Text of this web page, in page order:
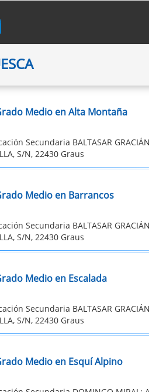
Medio en Alta Montaña
Secundaria BALTASAR
S/N, 22430 Graus
Medio en Barrancos
Secundaria BALTASAR
S/N, 22430 Graus
Medio en Escalada
Secundaria BALTASAR
S/N, 22430 Graus
Medio en Esquí Alpino